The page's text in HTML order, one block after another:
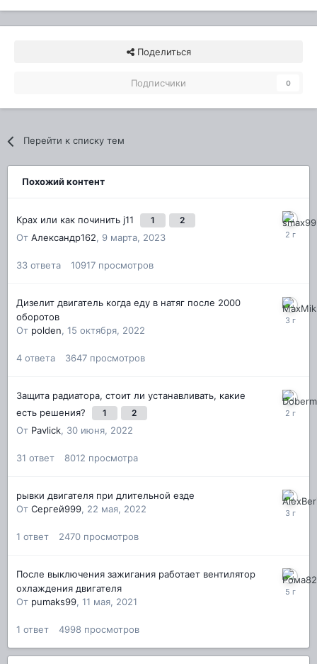
Поделиться
Подписчики 0
Перейти к списку тем
Похожий контент
Крах или как починить j11 1 2
От Александр162, 9 марта, 2023
33 ответа 10917 просмотров
Дизелит двигатель когда еду в натяг после 2000
оборотов
От polden, 15 октября, 2022
4 ответа 3647 просмотров
Защита радиатора, стоит ли устанавливать, какие
есть решения?
1 2
От Pavlick, 30 июня, 2022
31 ответ 8012 просмотра
рывки двигателя при длительной езде
От Сергей999, 22 мая, 2022
1 ответ 2470 просмотров
После выключения зажигания работает вентилятор
охлаждения двигателя
От pumaks99, 11 мая, 2021
1 ответ 4998 просмотров